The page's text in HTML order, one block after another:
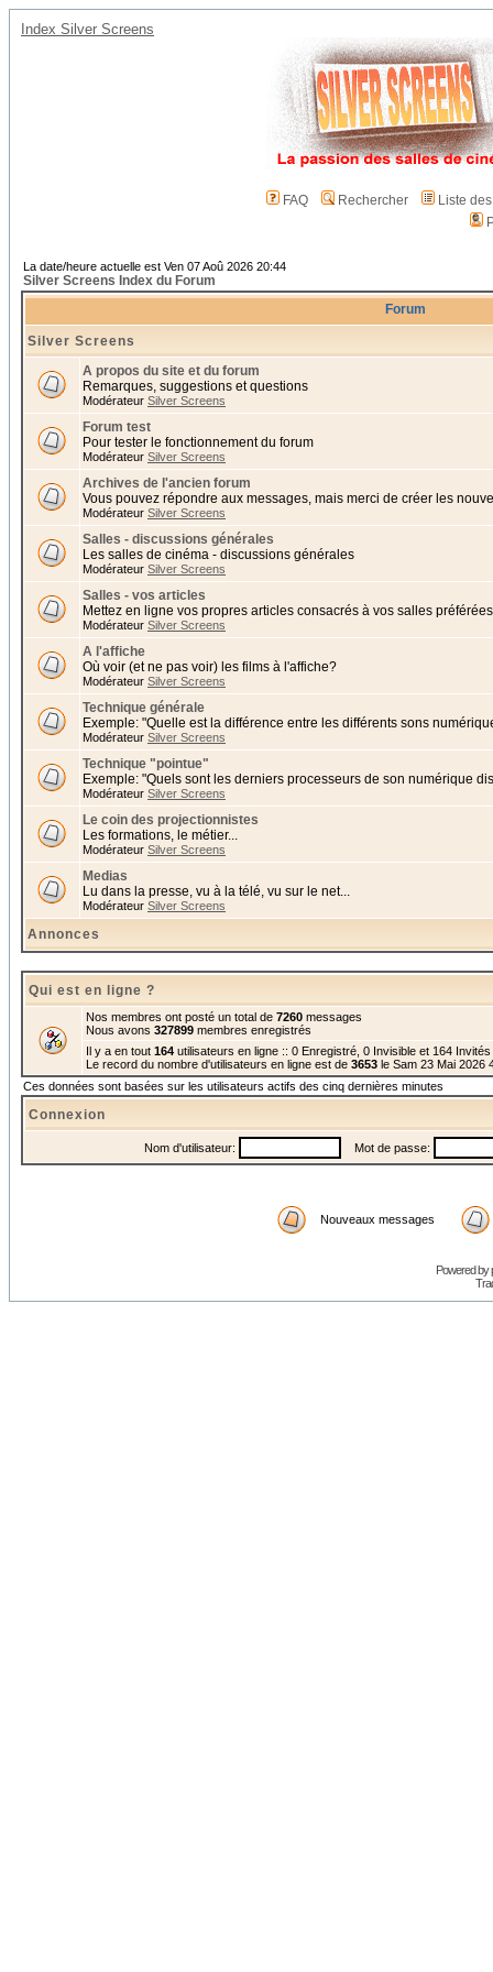
Index Silver Screens
FAQ Rechercher
Liste
La date/heure actuelle est Ven 07 Aoû 2026 20:44
Silver Screens Index du Forum
Forum
Silver Screens
A propos du site et du forum
Remarques, suggestions et questions
Modérateur Silver Screens
Forum test
Pour tester le fonctionnement du forum
Modérateur Silver Screens
Archives de l'ancien forum
Vous pouvez répondre aux messages, mais merci de créer les
Modérateur Silver Screens
Salles - discussions générales
Les salles de cinéma - discussions générales
Modérateur Silver Screens
Salles - vos articles
Mettez en ligne vos propres articles consacrés à vos salles
Modérateur Silver Screens
A l'affiche
Où voir (et ne pas voir) les films à l'affiche?
Modérateur Silver Screens
Technique générale
Exemple: "Quelle est la différence entre les différents sons
Modérateur Silver Screens
Technique "pointue"
Exemple: "Quels sont les derniers processeurs de son numérique
Modérateur Silver Screens
Le coin des projectionnistes
Les formations, le métier...
Modérateur Silver Screens
Medias
Lu dans la presse, vu à la télé, vu sur le net...
Modérateur Silver Screens
Annonces
Qui est en ligne ?
Nos membres ont posté un total de 7260 messages
Nous avons 327899 membres enregistrés
Il y a en tout 164 utilisateurs en ligne :: 0 Enregistré, 0 Invisible et 164
Le record du nombre d'utilisateurs en ligne est de 3653 le Sam 23 Mai 2026
Ces données sont basées sur les utilisateurs actifs des cinq dernières minutes
Connexion
Nom d'utilisateur: Mot de passe:
Nouveaux messages
Powered by